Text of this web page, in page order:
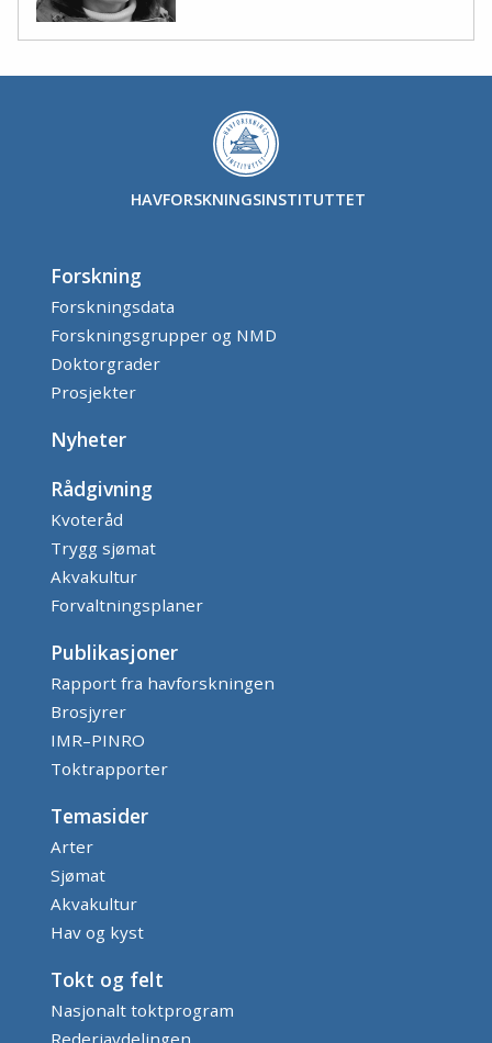
HAVFORSKNINGSINSTITUTTET
Forskning
Forskningsdata
Forskningsgrupper og NMD
Doktorgrader
Prosjekter
Nyheter
Rådgivning
Kvoteråd
Trygg sjømat
Akvakultur
Forvaltningsplaner
Publikasjoner
Rapport fra havforskningen
Brosjyrer
IMR–PINRO
Toktrapporter
Temasider
Arter
Sjømat
Akvakultur
Hav og kyst
Tokt og felt
Nasjonalt toktprogram